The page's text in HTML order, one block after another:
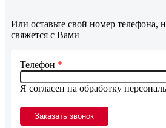
Или оставьте свой номер телефона,
свяжется с Вами
Я согласен на обработку
Телефон *